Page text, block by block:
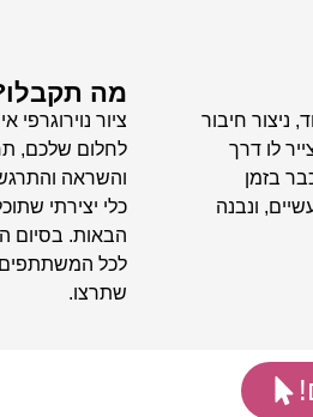
ניצור חיבור
לו דרך
בזמן
ונבנה
מה
ציור נוירוגרפי
לחלום שלכם,
והשראה
כלי יצירתי
הבאות. בסיום
לכל
שתרצו.